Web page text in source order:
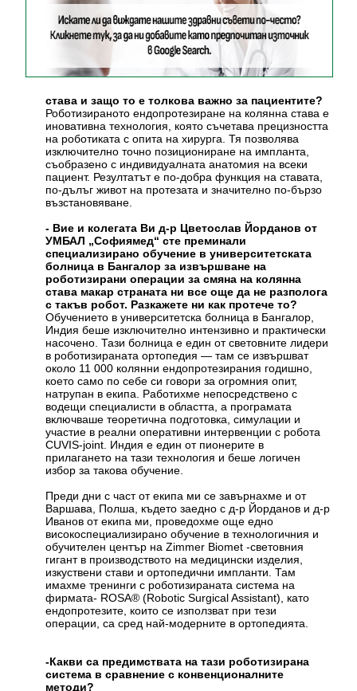
става и защо то е толкова важно за пациентите?
Роботизираното ендопротезиране на колянна става е
иновативна технология, която съчетава прецизността
на роботиката с опита на хирурга. Тя позволява
изключително точно позициониране на импланта,
съобразено с индивидуалната анатомия на всеки
пациент. Резултатът е по-добра функция на ставата,
по-дълъг живот на протезата и значително по-бързо
възстановяване.
- Вие и колегата Ви д-р Цветослав Йорданов от
УМБАЛ „Софиямед“ сте преминали
специализирано обучение в университетската
болница в Бангалор за извършване на
роботизирани операции за смяна на колянна
става макар страната ни все още да не разполога
с такъв робот. Разкажете ни как протече то?
Обучението в университетска болница в Бангалор,
Индия беше изключително интензивно и практически
насочено. Тази болница е един от световните лидери
в роботизираната ортопедия — там се извършват
около 11 000 колянни ендопротезирания годишно,
което само по себе си говори за огромния опит,
натрупан в екипа. Работихме непосредствено с
водещи специалисти в областта, а програмата
включваше теоретична подготовка, симулации и
участие в реални оперативни интервенции с робота
CUVIS-joint. Индия е един от пионерите в
прилагането на тази технология и беше логичен
избор за такова обучение.
Преди дни с част от екипа ми се завърнахме и от
Варшава, Полша, където заедно с д-р Йорданов и д-р
Иванов от екипа ми, проведохме още едно
високоспециализирано обучение в технологичния и
обучителен център на Zimmer Biomet -световния
гигант в производството на медицински изделия,
изкуствени стави и ортопедични импланти. Там
имахме тренинги с роботизираната система на
фирмата- ROSA® (Robotic Surgical Assistant), като
ендопротезите, които се използват при тези
операции, са сред най-модерните в ортопедията.
-Какви са предимствата на тази роботизирана
система в сравнение с конвенционалните
методи?